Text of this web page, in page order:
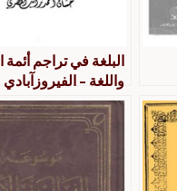
البلغة في تراجم أئمة
واللغة –
المصري – ط سعد